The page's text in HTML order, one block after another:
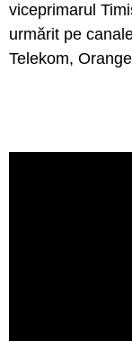
viceprimarul
urmărit pe
Telekom,